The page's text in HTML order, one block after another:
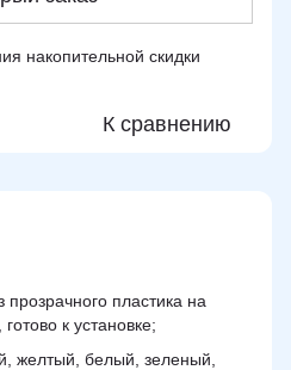
накопительной скидки
К сравнению
прозрачного пластика на
к установке;
желтый, белый, зеленый,